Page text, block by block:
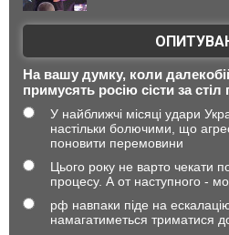
На вашу думку, коли
примусять росію сісти за стіл
У найближчі місяці удари
настільки болючими, що
поновити перемовини
Цього року не варто чекати
процесу. А от наступного -
рф навпаки піде на
намагатиметься триматися